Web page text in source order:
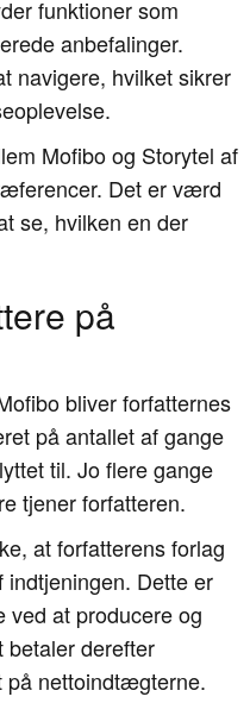
funktioner som
anbefalinger.
navigere, hvilket sikrer
Mofibo og Storytel af
Det er værd
se, hvilken en der
på
bliver forfatternes
på antallet af gange
til. Jo flere gange
tjener forfatteren.
at forfatterens forlag
Dette er
at producere og
betaler derefter
på nettoindtægterne.